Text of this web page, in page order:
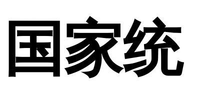
国家统